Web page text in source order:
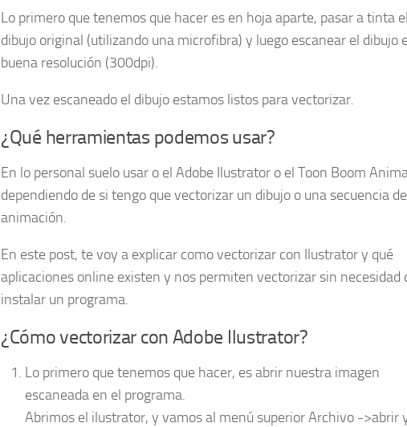
Lo primero que tenemos que hacer es en hoja aparte, pasar a tinta
dibujo original (utilizando una microfibra) y luego escanear el dibujo
buena resolución (300dpi).
Una vez escaneado el dibujo estamos listos para vectorizar.
¿Qué herramientas podemos usar?
En lo personal suelo usar o el Adobe Ilustrator o el Toon Boom
dependiendo de si tengo que vectorizar un dibujo o una secuencia de
animación.
En este post, te voy a explicar como vectorizar con Ilustrator y qué
aplicaciones online existen y nos permiten vectorizar sin necesidad
instalar un programa.
¿Cómo vectorizar con Adobe Ilustrator?
Lo primero que tenemos que hacer, es abrir nuestra imagen
escaneada en el programa.
Abrimos el ilustrator, y vamos al menú superior Archivo ->abrir